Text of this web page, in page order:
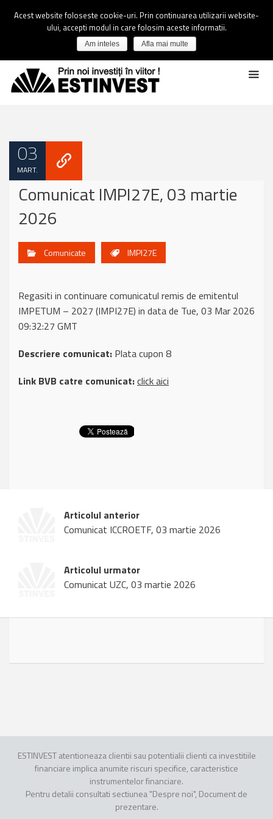
03
MART.
Comunicat IMPI27E, 03 martie
2026
Comunicate IMPI27E
Regasiti in continuare comunicatul remis de emitentul
IMPETUM – 2027 (IMPI27E) in data de Tue, 03 Mar 2026
09:32:27 GMT
Descriere comunicat: Plata cupon 8
Link BVB catre comunicat:click aici
Articolul anterior
Comunicat ICCROETF, 03 martie 2026
Articolul urmator
Comunicat UZC, 03 martie 2026
ESTINVEST atentioneaza clientii sau potentialii clienti ca investitiile
financiare implica anumite riscuri specifice, caracteristice
instrumentelor financiare.
Pentru detalii consultati sectiunea "Despre noi", Document de
prezentare.
Acest website foloseste cookie-uri. Prin continuarea utilizarii website-
ului, accepti modul in care folosim aceste informatii.
Am inteles Afla mai multe